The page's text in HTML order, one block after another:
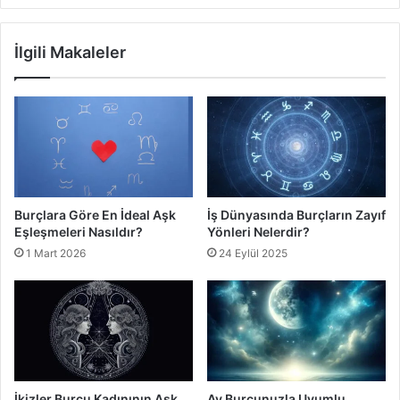
İlgili Makaleler
Burçlara Göre En İdeal Aşk
Eşleşmeleri Nasıldır?
1 Mart 2026
İş Dünyasında Burçların Zayıf
Yönleri Nelerdir?
24 Eylül 2025